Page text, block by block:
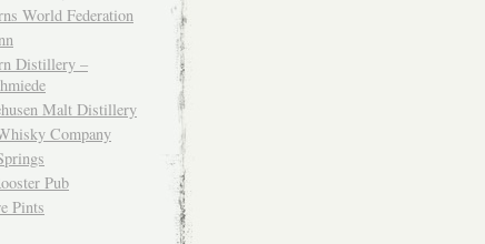
World Federation
Distillery –
Malt Distillery
Company
Pub
Pints